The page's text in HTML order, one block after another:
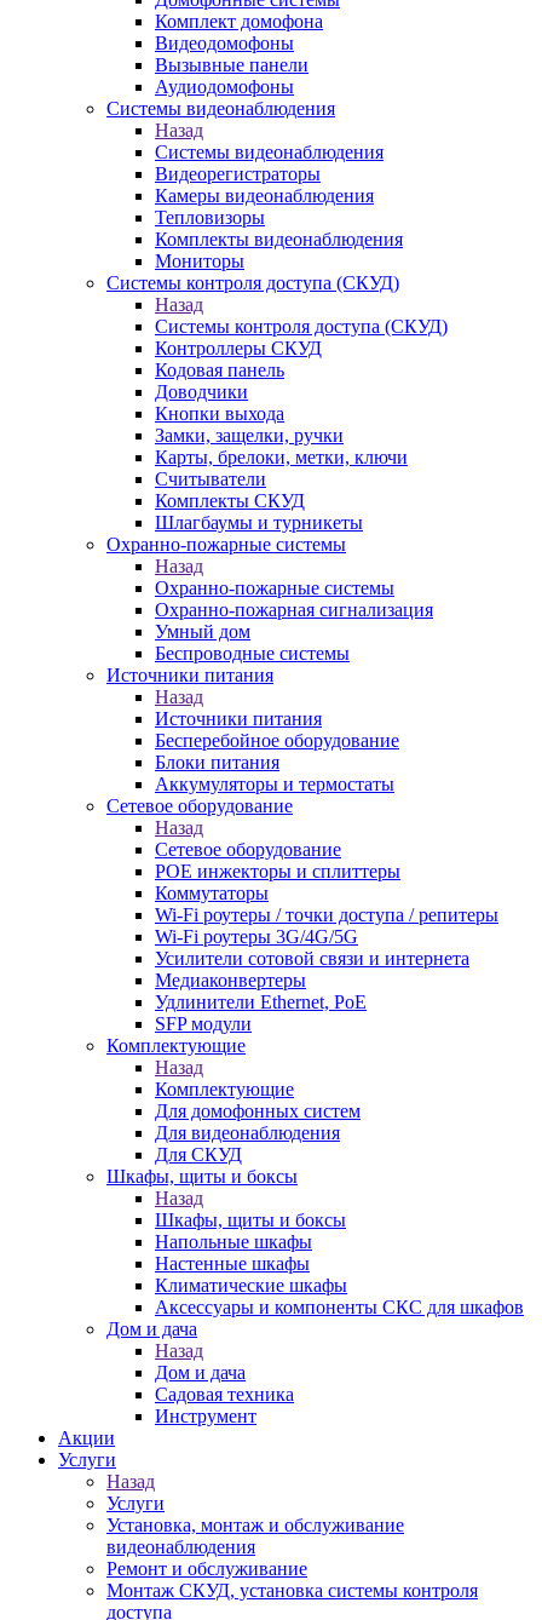
Комплект домофона
Видеодомофоны
Вызывные панели
Аудиодомофоны
Системы видеонаблюдения
Назад
Системы видеонаблюдения
Видеорегистраторы
Камеры видеонаблюдения
Тепловизоры
Комплекты видеонаблюдения
Мониторы
Системы контроля доступа (СКУД)
Назад
Системы контроля доступа (СКУД)
Контроллеры СКУД
Кодовая панель
Доводчики
Кнопки выхода
Замки, защелки, ручки
Карты, брелоки, метки, ключи
Считыватели
Комплекты СКУД
Шлагбаумы и турникеты
Охранно-пожарные системы
Назад
Охранно-пожарные системы
Охранно-пожарная сигнализация
Умный дом
Беспроводные системы
Источники питания
Назад
Источники питания
Бесперебойное оборудование
Блоки питания
Аккумуляторы и термостаты
Сетевое оборудование
Назад
Сетевое оборудование
POE инжекторы и сплиттеры
Коммутаторы
Wi-Fi роутеры / точки доступа / репитеры
Wi-Fi роутеры 3G/4G/5G
Усилители сотовой связи и интернета
Медиаконвертеры
Удлинители Ethernet, PoE
SFP модули
Комплектующие
Назад
Комплектующие
Для домофонных систем
Для видеонаблюдения
Для СКУД
Шкафы, щиты и боксы
Назад
Шкафы, щиты и боксы
Напольные шкафы
Настенные шкафы
Климатические шкафы
Аксессуары и компоненты СКС для шкафов
Дом и дача
Назад
Дом и дача
Садовая техника
Инструмент
Акции
Услуги
Назад
Услуги
Установка, монтаж и обслуживание
видеонаблюдения
Ремонт и обслуживание
Монтаж СКУД, установка системы контроля
доступа